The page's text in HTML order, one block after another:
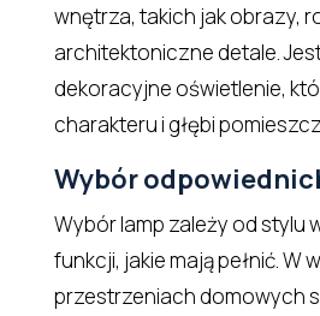
wnętrza, takich jak obrazy,
architektoniczne detale.
dekoracyjne oświetlenie,
charakteru i głębi
Wybór
Wybór lamp zależy od stylu
funkcji, jakie mają pełnić. W
przestrzeniach domowych